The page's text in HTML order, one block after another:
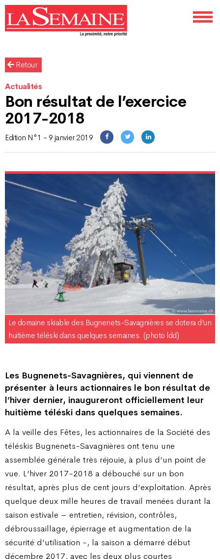
Retour
Actualités
Bon résultat de l’exercice
2017-2018
Edition N°1 - 9 janvier 2019
Le domaine skiable des Bugnenets-Savagnières se dotera d’un
huitième téléski dans quelques semaines. (photo ldd)
Les Bugnenets-Savagnières, qui viennent de
présenter à leurs actionnaires le bon résultat de
l’hiver dernier, inaugureront officiellement leur
huitième téléski dans quelques semaines.
A la veille des Fêtes, les actionnaires de la Société des
téléskis Bugnenets-Savagnières ont tenu une
assemblée générale très réjouie, à plus d’un point de
vue. L’hiver 2017-2018 a débouché sur un bon
résultat, après plus de cent jours d’exploitation. Après
quelque deux mille heures de travail menées durant la
saison estivale – entretien, révision, contrôles,
débroussaillage, épierrage et augmentation de la
sécurité d’utilisation -, la saison a démarré début
décembre 2017, avec les deux plus courtes